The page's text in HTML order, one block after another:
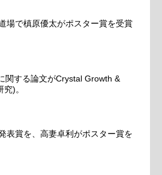
場で槙原優太がポスター賞を受賞
関する論文がCrystal Growth &
)。
表賞を、高妻卓利がポスター賞を